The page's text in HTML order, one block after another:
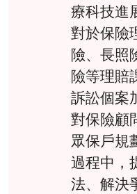
療科技進
對於保險
險、長照
險等理賠
訴訟個案
對保險顧
眾保戶規
過程中，
法、解決